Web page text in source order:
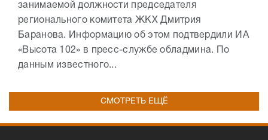
занимаемой должности председателя
регионального комитета ЖКХ Дмитрия
Баранова. Информацию об этом подтвердили ИА
«Высота 102» в пресс-службе обладмина. По
данным известного...
СМОТРЕТЬ ЕЩЁ